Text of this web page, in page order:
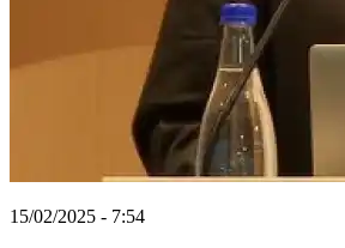
15/02/2025 - 7:54